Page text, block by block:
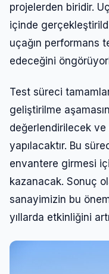
projelerden biridir.
içinde
uçağın performans
edeceğini
Test süreci
geliştirilme
değerlendirilecek
yapılacaktır. Bu
envantere girmesi
kazanacak. Sonuç
sanayimizin bu
yıllarda etkinliğini